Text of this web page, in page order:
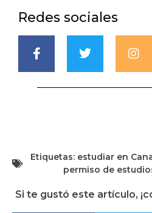
Redes sociales
Etiquetas: estudiar en
permiso de
Si te gustó este artículo,